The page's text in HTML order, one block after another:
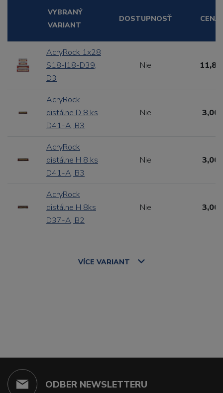
VYBRANÝ
VARIANT
DOSTUPNOSŤ CENA
AcryRock 1x28
S18-I18-D39,
D3
Nie
AcryRock
distálne D 8 ks
D41-A, B3
Nie 3,00
AcryRock
distálne H 8 ks
D41-A, B3
Nie 3,00
AcryRock
distálne H 8ks
D37-A, B2
Nie 3,00
VÍCE VARIANT
ODBER NEWSLETTERU